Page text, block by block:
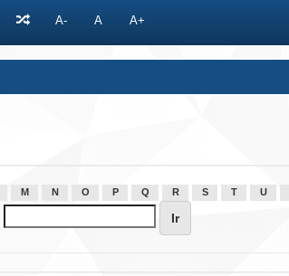
A- A A+
M N O P Q R S T U